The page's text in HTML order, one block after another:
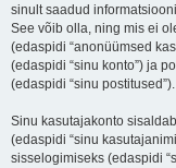
sinult saadud
See võib olla, ning mis ei
(edaspidi “anonüümsed
(edaspidi “sinu konto”) ja
(edaspidi “sinu postitused”).
Sinu kasutajakonto
(edaspidi “sinu
sisselogimiseks (edaspidi